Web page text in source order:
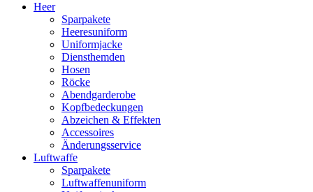
Heer
Sparpakete
Heeresuniform
Uniformjacke
Diensthemden
Hosen
Röcke
Abendgarderobe
Kopfbedeckungen
Abzeichen & Effekten
Accessoires
Änderungsservice
Luftwaffe
Sparpakete
Luftwaffenuniform